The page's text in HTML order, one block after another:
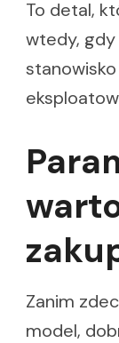
To detal,
wtedy, gdy
Zanim
model,